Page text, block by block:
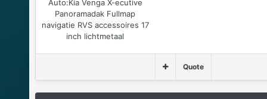
Auto:Kia Venga X-ecutive
Panoramadak Fullmap
navigatie RVS accessoires 17
inch lichtmetaal
Quote